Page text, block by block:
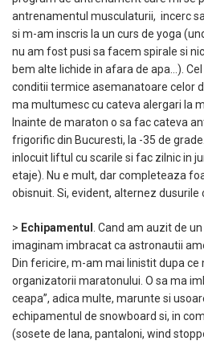
antrenamentul musculaturii, incerc
si m-am inscris la un curs de yoga
nu am fost pusi sa facem spirale si
bem alte lichide in afara de apa…).
conditii termice asemanatoare celor
ma multumesc cu cateva alergari la
Inainte de maraton o sa fac cateva
frigorific din Bucuresti, la -35 de
inlocuit liftul cu scarile si fac zilnic in
etaje). Nu e mult, dar completeaza
obisnuit. Si, evident, alternez dusurile
> Echipamentul
. Cand am auzit de
imaginam imbracat ca astronautii
Din fericire, m-am mai linistit dupa
organizatorii maratonului. O sa ma
ceapa”, adica multe, marunte si
echipamentul de snowboard si, in
(sosete de lana, pantaloni, wind